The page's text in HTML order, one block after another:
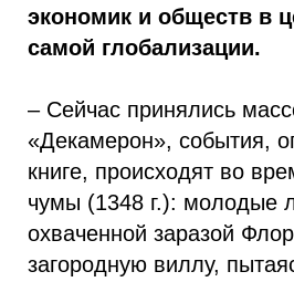
экономик и обществ в
самой глобализации.
– Сейчас принялись
«Декамерон», события,
книге, происходят во
чумы (1348 г.): молодые
охваченной заразой
загородную виллу,